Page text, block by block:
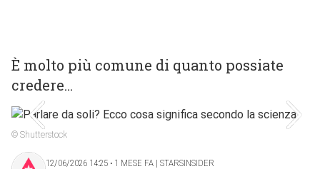
È molto più comune di quanto possiate
credere...
© Shutterstock
12/06/2026 14:25 ‧ 1 MESE FA | STARSINSIDER